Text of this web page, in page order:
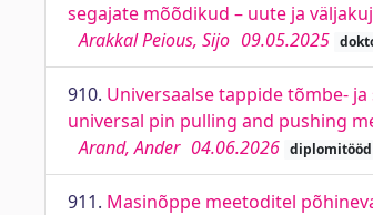
segajate mõõdikud – uute ja
Arakkal Peious, Sijo 09.05.2025
910. Universaalse tappide tõmbe-
universal pin pulling and pushing
Arand, Ander 04.06.2026 diplomitööd
911. Masinõppe meetoditel